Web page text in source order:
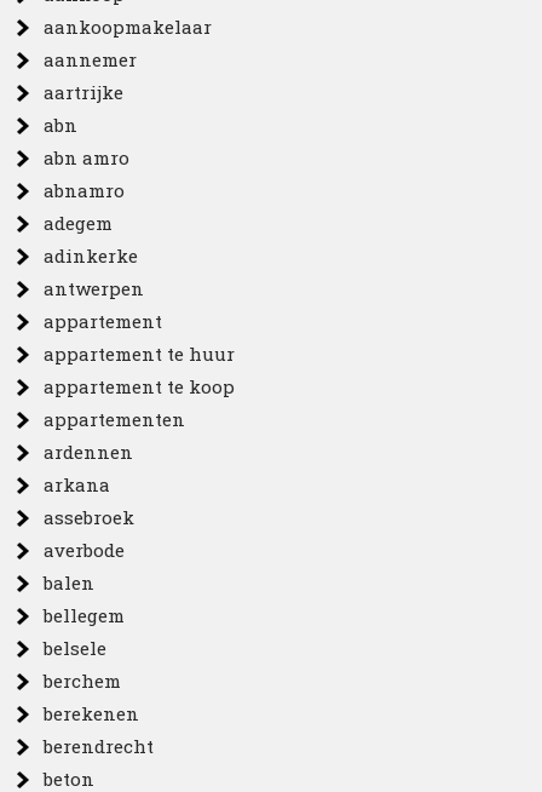
aankoopmakelaar
aannemer
aartrijke
abn
abn amro
abnamro
adegem
adinkerke
antwerpen
appartement
appartement te huur
appartement te koop
appartementen
ardennen
arkana
assebroek
averbode
balen
bellegem
belsele
berchem
berekenen
berendrecht
beton